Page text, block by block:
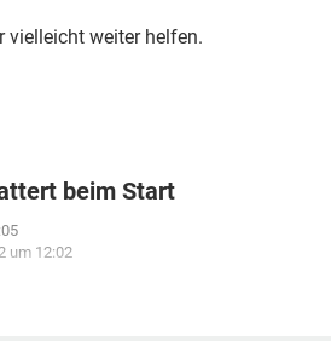
vielleicht weiter helfen.
beim Start
um 12:02